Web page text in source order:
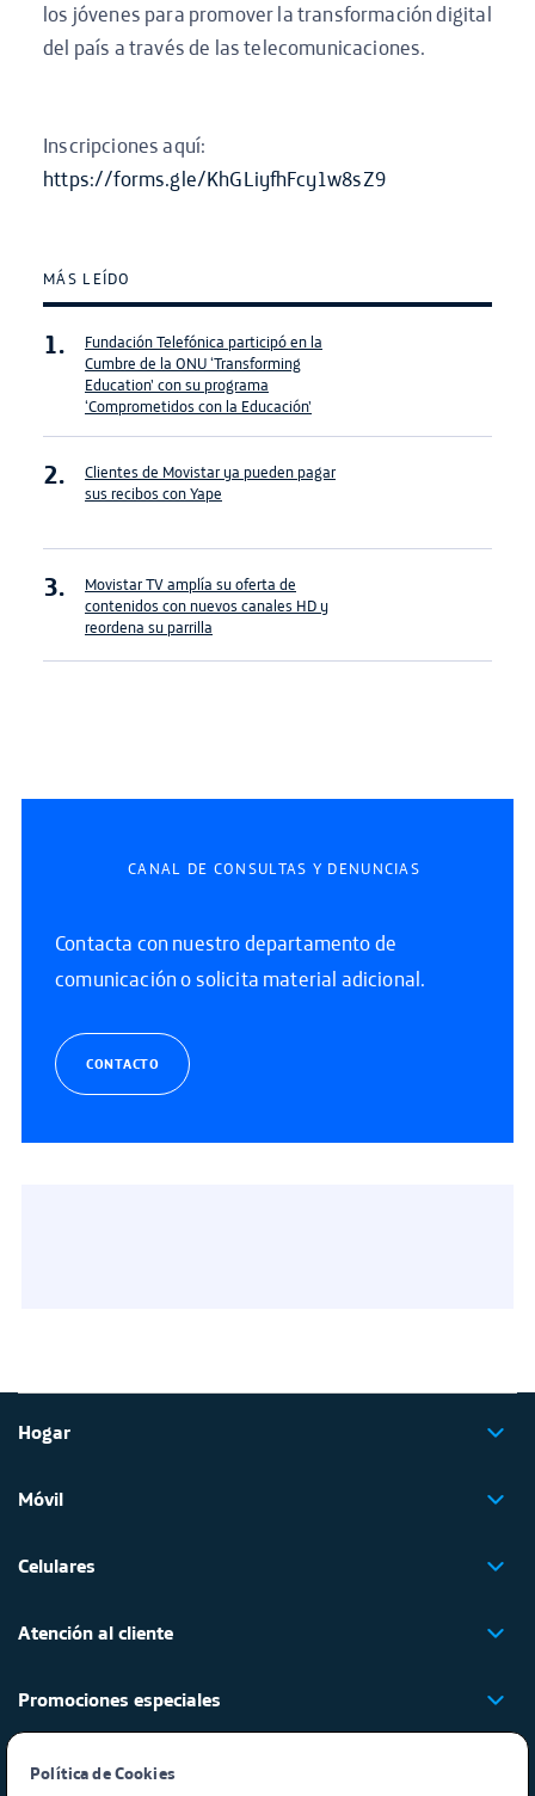
los jóvenes para promover la transformación digital
del país a través de las telecomunicaciones.
Inscripciones aquí:
https://forms.gle/KhGLiyfhFcy1w8sZ9
MÁS LEÍDO
Fundación Telefónica participó en la
Cumbre de la ONU ‘Transforming
Education’ con su programa
‘Comprometidos con la Educación’
Clientes de Movistar ya pueden pagar
sus recibos con Yape
Movistar TV amplía su oferta de
contenidos con nuevos canales HD y
reordena su parrilla
CANAL DE CONSULTAS Y DENUNCIAS
Contacta con nuestro departamento de
comunicación o solicita material adicional.
CONTACTO
Hogar
Móvil
Celulares
Atención al cliente
Promociones especiales
Regulación y legales
Política de Cookies​ ​